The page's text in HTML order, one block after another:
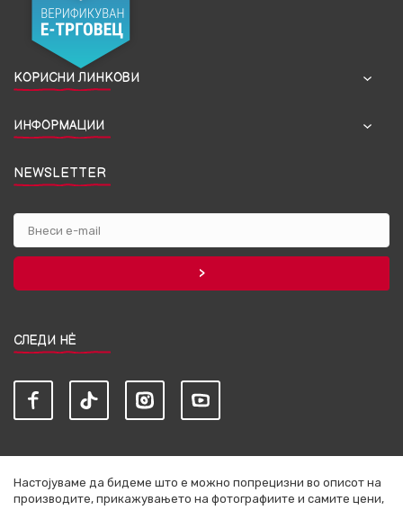
КОРИСНИ ЛИНКОВИ
ИНФОРМАЦИИ
NEWSLETTER
СЛЕДИ НЀ
Настојуваме да бидеме што е можно попрецизни во описот на
производите, прикажувањето на фотографиите и самите цени,